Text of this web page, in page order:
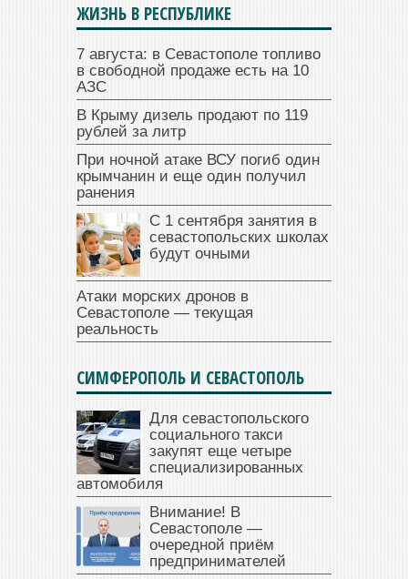
ЖИЗНЬ В РЕСПУБЛИКЕ
7 августа: в Севастополе топливо
в свободной продаже есть на 10
АЗС
В Крыму дизель продают по 119
рублей за литр
При ночной атаке ВСУ погиб один
крымчанин и еще один получил
ранения
С 1 сентября занятия в
севастопольских школах
будут очными
Атаки морских дронов в
Севастополе — текущая
реальность
СИМФЕРОПОЛЬ И СЕВАСТОПОЛЬ
Для севастопольского
социального такси
закупят еще четыре
специализированных
автомобиля
Внимание! В
Севастополе —
очередной приём
предпринимателей